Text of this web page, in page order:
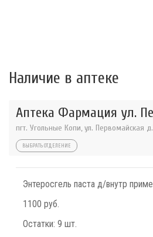
Наличие в аптеке
Аптека Фармация ул.
пгт. Угольные Копи, ул. Первомайская
ВЫБРАТЬ ОТДЕЛЕНИЕ
Энтеросгель паста д/внутр
1100 руб.
Остатки: 9 шт.